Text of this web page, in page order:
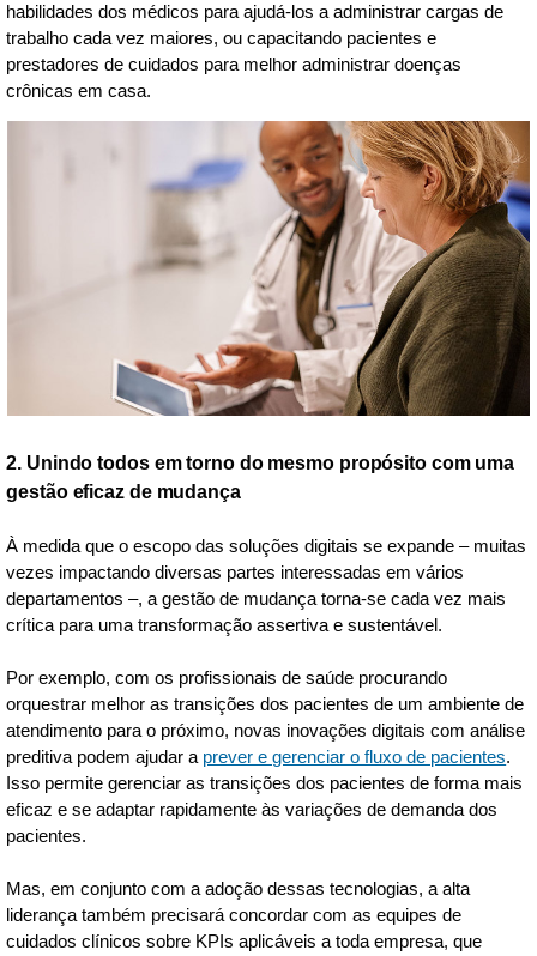
habilidades dos médicos para ajudá-los a administrar cargas de
trabalho cada vez maiores, ou capacitando pacientes e
prestadores de cuidados para melhor administrar doenças
crônicas em casa.
2. Unindo todos em torno do mesmo propósito com uma
gestão eficaz de mudança
À medida que o escopo das soluções digitais se expande – muitas
vezes impactando diversas partes interessadas em vários
departamentos –, a gestão de mudança torna-se cada vez mais
crítica para uma transformação assertiva e sustentável.
Por exemplo, com os profissionais de saúde procurando
orquestrar melhor as transições dos pacientes de um ambiente de
atendimento para o próximo, novas inovações digitais com análise
preditiva podem ajudar a prever e gerenciar o fluxo de pacientes.
Isso permite gerenciar as transições dos pacientes de forma mais
eficaz e se adaptar rapidamente às variações de demanda dos
pacientes.
Mas, em conjunto com a adoção dessas tecnologias, a alta
liderança também precisará concordar com as equipes de
cuidados clínicos sobre KPIs aplicáveis a toda empresa, que